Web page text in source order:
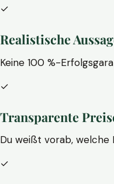
✓
Realistische
Keine 100 %-
✓
Transparente
Du weißt vorab, welche
✓